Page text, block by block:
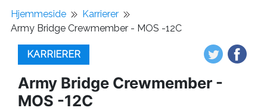
Hjemmeside
Karrierer
Army Bridge Crewmember - MOS -12C
KARRIERER
Army Bridge Crewmember -
MOS -12C